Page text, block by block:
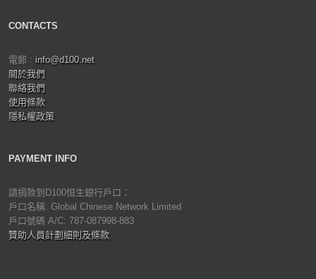
CONTACTS
電郵 : info@d100.net
關於我們
聯絡我們
使用條款
隱私權政策
PAYMENT INFO
請捐款到D100恒生銀行戶口：
戶口名稱: Global Chinese Network Limited
戶口號碼 A/C: 787-087998-883
贊助人員計劃細則及條款